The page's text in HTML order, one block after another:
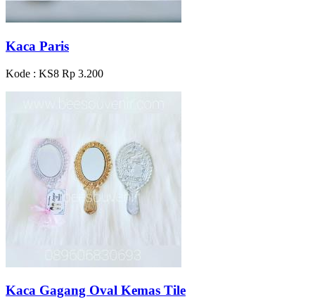
Kaca Paris
Kode : KS8 Rp 3.200
Kaca Gagang Oval Kemas Tile